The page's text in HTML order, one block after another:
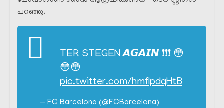
പറഞ്ഞു.
TER STEGEN 𝘼𝙂𝘼𝙄𝙉 ❗️❗️❗️ 😳
😳😳
pic.twitter.com/hmflpdqHtB
— FC Barcelona (@FCBarcelona)